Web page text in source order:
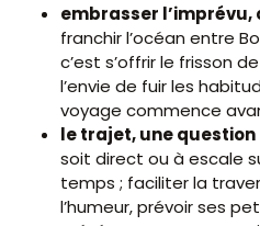
embrasser l’imprévu,
franchir l’océan entre
c’est s’offrir le frisson
l’envie de fuir les
voyage commence
le trajet, une
soit direct ou à escale
temps ; faciliter la
l’humeur, prévoir ses